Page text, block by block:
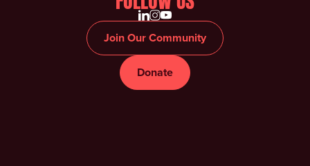
Join Our Community
Donate